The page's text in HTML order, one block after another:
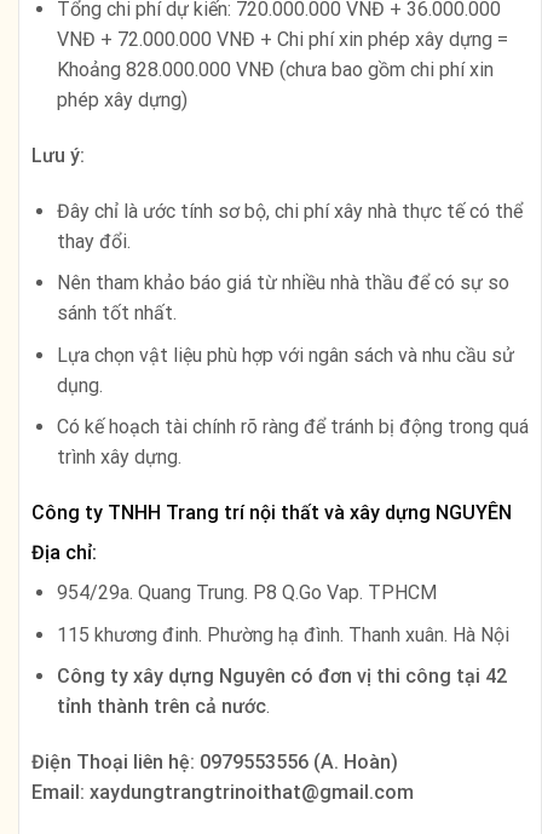
Tổng chi phí dự kiến: 720.000.000 VNĐ + 36.000.000
VNĐ + 72.000.000 VNĐ + Chi phí xin phép xây dựng =
Khoảng 828.000.000 VNĐ (chưa bao gồm chi phí xin
phép xây dựng)
Lưu ý:
Đây chỉ là ước tính sơ bộ, chi phí xây nhà thực tế có thể
thay đổi.
Nên tham khảo báo giá từ nhiều nhà thầu để có sự so
sánh tốt nhất.
Lựa chọn vật liệu phù hợp với ngân sách và nhu cầu sử
dụng.
Có kế hoạch tài chính rõ ràng để tránh bị động trong quá
trình xây dựng.
Công ty TNHH Trang trí nội thất và xây dựng NGUYÊN
Địa chỉ:
954/29a. Quang Trung. P8 Q.Go Vap. TPHCM
115 khương đinh. Phường hạ đình. Thanh xuân. Hà Nội
Công ty xây dựng Nguyên có đơn vị thi công tại 42
tỉnh thành trên cả nước.
Điện Thoại liên hệ: 0979553556 (A. Hoàn)
Email: xaydungtrangtrinoithat@gmail.com